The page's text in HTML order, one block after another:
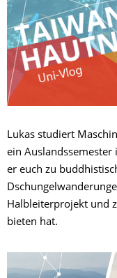
Lukas studiert
ein
er euch zu
Halbleiterprojekt und
bieten hat.